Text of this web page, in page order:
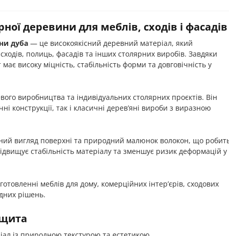
деревини для меблів, сходів і фасадів
дуба — це високоякісний деревний матеріал, який
полиць, фасадів та інших столярних виробів. Завдяки
високу міцність, стабільність форми та довговічність у
виробництва та індивідуальних столярних проєктів. Він
конструкції, так і класичні дерев’яні вироби з виразною
вигляд поверхні та природний малюнок волокон, що
стабільність матеріалу та зменшує ризик деформацій у
меблів для дому, комерційних інтер’єрів, сходових
рішень.